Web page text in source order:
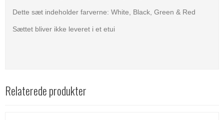
Dette sæt indeholder farverne: White, Black, Green & Red
Sættet bliver ikke leveret i et etui
Relaterede produkter